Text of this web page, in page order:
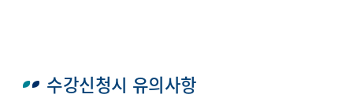
수강신청시 유의사항